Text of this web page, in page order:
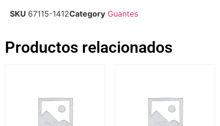
SKU 67115-1412Category Guantes
Productos relacionados